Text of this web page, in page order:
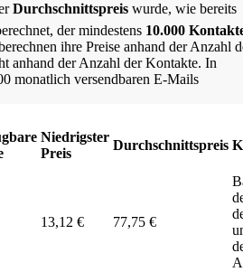
Durchschnittspreis wurde, wie bereits
der mindestens 10.000
ihre Preise anhand der Anzahl
anhand der Anzahl der Kontakte. In
monatlich versendbaren E-Mails
Niedrigster
Preis
Durchschnittspreis
13,12 € 77,75 €